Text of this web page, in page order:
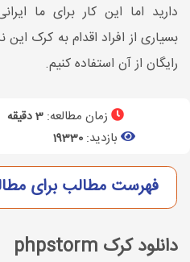
دارید اما این کار برای ما
بسیاری از افراد اقدام به کرک این
رایگان از آن استفاده کنیم.
زمان مطالعه: 3 دقیقه
بازدید: 19330
فهرست مطالب برای
دانلود کرک phpstorm